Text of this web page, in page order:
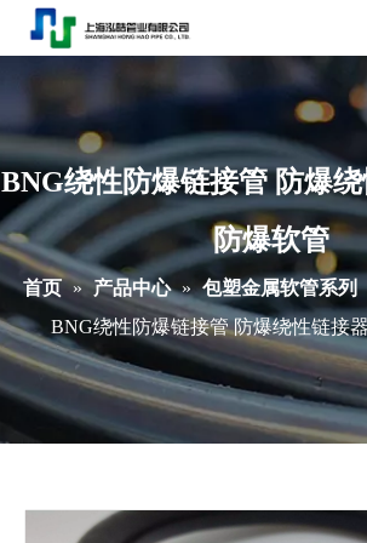
BNG绕性防爆链接管 防爆
防爆软管
首页 » 产品中心 » 包塑金属软管系列
BNG绕性防爆链接管 防爆绕性链接